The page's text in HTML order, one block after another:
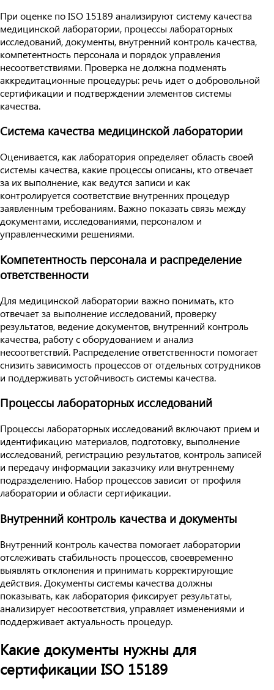
При оценке по ISO 15189 анализируют систему качества
медицинской лаборатории, процессы лабораторных
исследований, документы, внутренний контроль качества,
компетентность персонала и порядок управления
несоответствиями. Проверка не должна подменять
аккредитационные процедуры: речь идет о добровольной
сертификации и подтверждении элементов системы
качества.
Система качества медицинской лаборатории
Оценивается, как лаборатория определяет область своей
системы качества, какие процессы описаны, кто отвечает
за их выполнение, как ведутся записи и как
контролируется соответствие внутренних процедур
заявленным требованиям. Важно показать связь между
документами, исследованиями, персоналом и
управленческими решениями.
Компетентность персонала и распределение
ответственности
Для медицинской лаборатории важно понимать, кто
отвечает за выполнение исследований, проверку
результатов, ведение документов, внутренний контроль
качества, работу с оборудованием и анализ
несоответствий. Распределение ответственности помогает
снизить зависимость процессов от отдельных сотрудников
и поддерживать устойчивость системы качества.
Процессы лабораторных исследований
Процессы лабораторных исследований включают прием и
идентификацию материалов, подготовку, выполнение
исследований, регистрацию результатов, контроль записей
и передачу информации заказчику или внутреннему
подразделению. Набор процессов зависит от профиля
лаборатории и области сертификации.
Внутренний контроль качества и документы
Внутренний контроль качества помогает лаборатории
отслеживать стабильность процессов, своевременно
выявлять отклонения и принимать корректирующие
действия. Документы системы качества должны
показывать, как лаборатория фиксирует результаты,
анализирует несоответствия, управляет изменениями и
поддерживает актуальность процедур.
Какие документы нужны для
сертификации ISO 15189